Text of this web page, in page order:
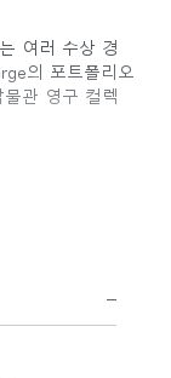
ENTER
Box
여러 수상 경
의 포트폴리오
관 영구 컬렉
줄여주는 수상